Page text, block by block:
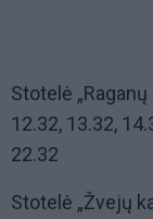
Stotelė „Raganų
12.32, 13.32,
22.32
Stotelė „Žvejų